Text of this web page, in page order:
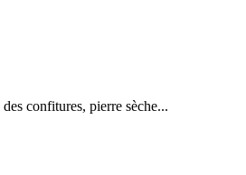
confitures, pierre sèche...